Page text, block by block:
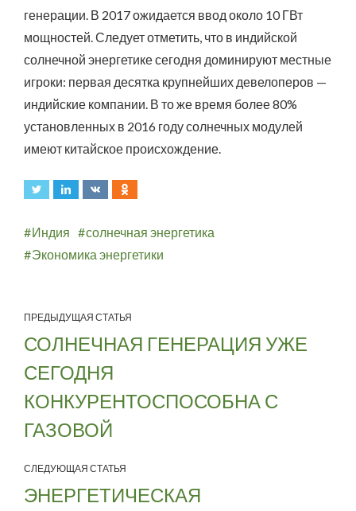
генерации. В 2017 ожидается ввод около 10 ГВт
мощностей. Следует отметить, что в индийской
солнечной энергетике сегодня доминируют местные
игроки: первая десятка крупнейших девелоперов —
индийские компании. В то же время более 80%
установленных в 2016 году солнечных модулей
имеют китайское происхождение.
Индия
солнечная энергетика
Экономика энергетики
ПРЕДЫДУЩАЯ СТАТЬЯ
СОЛНЕЧНАЯ ГЕНЕРАЦИЯ УЖЕ
СЕГОДНЯ
КОНКУРЕНТОСПОСОБНА С
ГАЗОВОЙ
СЛЕДУЮЩАЯ СТАТЬЯ
ЭНЕРГЕТИЧЕСКАЯ